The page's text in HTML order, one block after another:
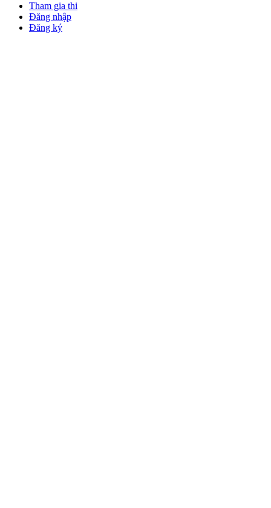
Tham gia thi
Đăng nhập
Đăng ký